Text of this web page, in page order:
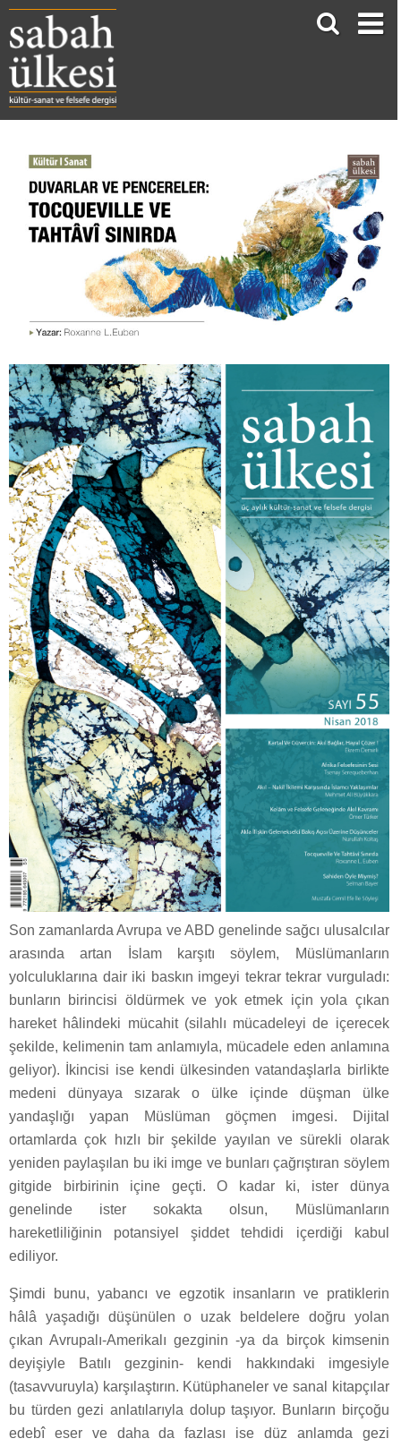
Son zamanlarda Avrupa ve ABD genelinde sağcı ulusalcılar
arasında artan İslam karşıtı söylem, Müslümanların
yolculuklarına dair iki baskın imgeyi tekrar tekrar vurguladı:
bunların birincisi öldürmek ve yok etmek için yola çıkan
hareket hâlindeki mücahit (silahlı mücadeleyi de içerecek
şekilde, kelimenin tam anlamıyla, mücadele eden anlamına
geliyor). İkincisi ise kendi ülkesinden vatandaşlarla birlikte
medeni dünyaya sızarak o ülke içinde düşman ülke
yandaşlığı yapan Müslüman göçmen imgesi. Dijital
ortamlarda çok hızlı bir şekilde yayılan ve sürekli olarak
yeniden paylaşılan bu iki imge ve bunları çağrıştıran söylem
gitgide birbirinin içine geçti. O kadar ki, ister dünya
genelinde ister sokakta olsun, Müslümanların
hareketliliğinin potansiyel şiddet tehdidi içerdiği kabul
ediliyor.
Şimdi bunu, yabancı ve egzotik insanların ve pratiklerin
hâlâ yaşadığı düşünülen o uzak beldelere doğru yolan
çıkan Avrupalı-Amerikalı gezginin -ya da birçok kimsenin
deyişiyle Batılı gezginin- kendi hakkındaki imgesiyle
(tasavvuruyla) karşılaştırın. Kütüphaneler ve sanal kitapçılar
bu türden gezi anlatılarıyla dolup taşıyor. Bunların birçoğu
edebî eser ve daha da fazlası ise düz anlamda gezi